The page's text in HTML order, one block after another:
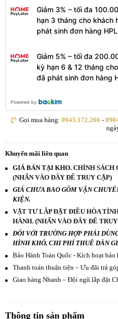
Giảm 3% – tối đa
hạn 3 tháng cho khách
phát sinh đơn hàng HPL
Giảm 5% – tối đa
kỳ hạn 6 & 12 tháng
đã phát sinh đơn hàng
Powered by
Gọi mua hàng: 0945.172.266 -
Khuyến mãi liên quan
GIÁ BÁN TẠI KHO. CHÍNH SÁCH
(NHẤN VÀO ĐÂY ĐỂ TRUY CẬP)
GIÁ CHƯA BAO GỒM VẬN
KIỆN.
VẬT TƯ LẮP ĐẶT ĐIỀU HÒA
HÀNH. (NHẤN VÀO ĐÂY ĐỂ
ĐỐI VỚI TRƯỜNG HỢP PHẢI
HÌNH KHÓ, CHI PHÍ THUÊ DÀN
Bảo Hành Toàn Quốc - Kích hoạt bảo
Thanh toán thuận tiện – Ưu đãi trả
Giao hàng Nhanh – Đội ngũ lắp đặt
Thông tin sản phẩm